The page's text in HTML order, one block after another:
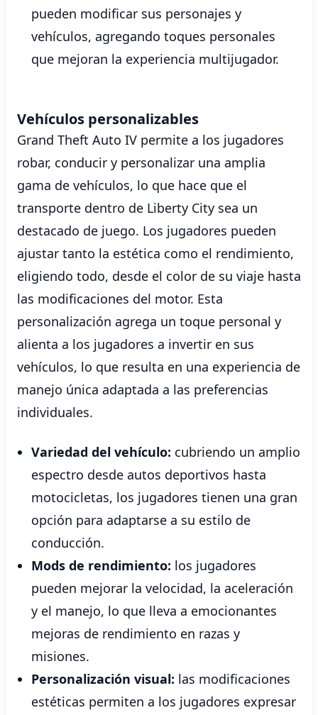
pueden modificar sus personajes y
vehículos, agregando toques personales
que mejoran la experiencia multijugador.
Vehículos personalizables
Grand Theft Auto IV permite a los jugadores
robar, conducir y personalizar una amplia
gama de vehículos, lo que hace que el
transporte dentro de Liberty City sea un
destacado de juego. Los jugadores pueden
ajustar tanto la estética como el rendimiento,
eligiendo todo, desde el color de su viaje hasta
las modificaciones del motor. Esta
personalización agrega un toque personal y
alienta a los jugadores a invertir en sus
vehículos, lo que resulta en una experiencia de
manejo única adaptada a las preferencias
individuales.
Variedad del vehículo: cubriendo un amplio
espectro desde autos deportivos hasta
motocicletas, los jugadores tienen una gran
opción para adaptarse a su estilo de
conducción.
Mods de rendimiento: los jugadores
pueden mejorar la velocidad, la aceleración
y el manejo, lo que lleva a emocionantes
mejoras de rendimiento en razas y
misiones.
Personalización visual: las modificaciones
estéticas permiten a los jugadores expresar